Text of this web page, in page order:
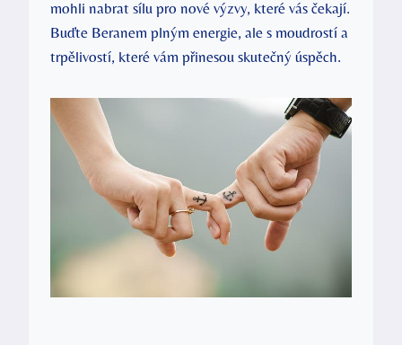
mohli nabrat sílu pro nové výzvy, které vás čekají.
Buďte Beranem plným energie, ale s moudrostí a
trpělivostí, které vám přinesou skutečný úspěch.